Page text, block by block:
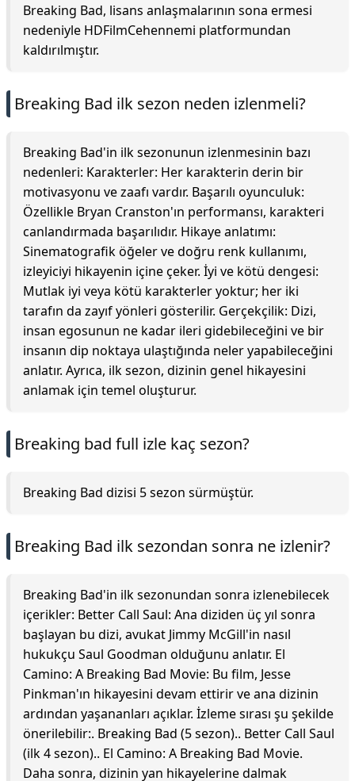
Breaking Bad, lisans anlaşmalarının sona ermesi
nedeniyle HDFilmCehennemi platformundan
kaldırılmıştır.
Breaking Bad ilk sezon neden izlenmeli?
Breaking Bad'in ilk sezonunun izlenmesinin bazı
nedenleri: Karakterler: Her karakterin derin bir
motivasyonu ve zaafı vardır. Başarılı oyunculuk:
Özellikle Bryan Cranston'ın performansı, karakteri
canlandırmada başarılıdır. Hikaye anlatımı:
Sinematografik öğeler ve doğru renk kullanımı,
izleyiciyi hikayenin içine çeker. İyi ve kötü dengesi:
Mutlak iyi veya kötü karakterler yoktur; her iki
tarafın da zayıf yönleri gösterilir. Gerçekçilik: Dizi,
insan egosunun ne kadar ileri gidebileceğini ve bir
insanın dip noktaya ulaştığında neler yapabileceğini
anlatır. Ayrıca, ilk sezon, dizinin genel hikayesini
anlamak için temel oluşturur.
Breaking bad full izle kaç sezon?
Breaking Bad dizisi 5 sezon sürmüştür.
Breaking Bad ilk sezondan sonra ne izlenir?
Breaking Bad'in ilk sezonundan sonra izlenebilecek
içerikler: Better Call Saul: Ana diziden üç yıl sonra
başlayan bu dizi, avukat Jimmy McGill'in nasıl
hukukçu Saul Goodman olduğunu anlatır. El
Camino: A Breaking Bad Movie: Bu film, Jesse
Pinkman'ın hikayesini devam ettirir ve ana dizinin
ardından yaşananları açıklar. İzleme sırası şu şekilde
önerilebilir:. Breaking Bad (5 sezon).. Better Call Saul
(ilk 4 sezon).. El Camino: A Breaking Bad Movie.
Daha sonra, dizinin yan hikayelerine dalmak